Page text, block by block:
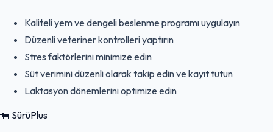
Kaliteli yem ve dengeli beslenme programı uygulayın
Düzenli veteriner kontrolleri yaptırın
Stres faktörlerini minimize edin
Süt verimini düzenli olarak takip edin ve kayıt tutun
Laktasyon dönemlerini optimize edin
🐄 SürüPlus